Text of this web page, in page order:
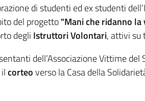
di studenti ed ex studenti
del progetto"Mani che ridanno la
degli Istruttori Volontari, attivi su
dell’Associazione Vittime del
corteoverso la Casa della